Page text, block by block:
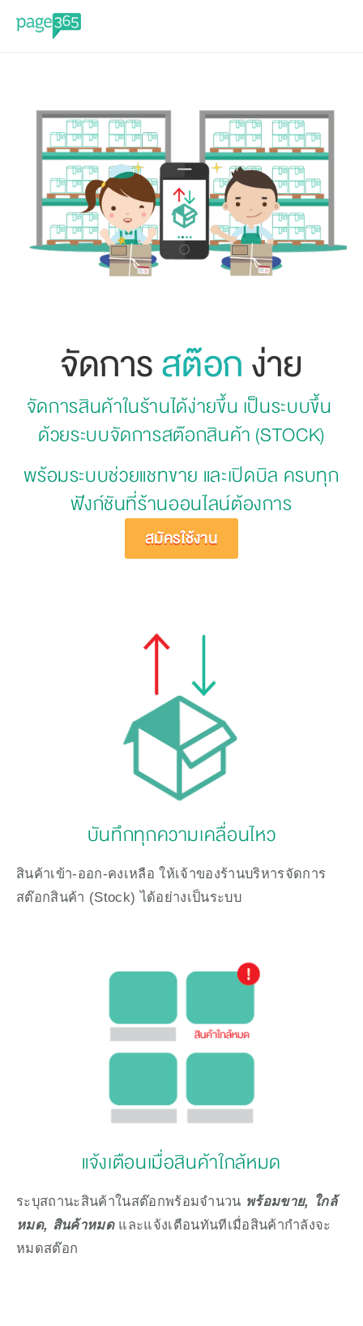
จัดการสต๊อกง่าย
จัดการสินค้าในร้านได้ง่ายขึ้น เป็นระบบขึ้น
ด้วยระบบจัดการสต๊อกสินค้า (STOCK)
พร้อมระบบช่วยแชทขาย และเปิดบิล ครบทุก
ฟังก์ชันที่ร้านออนไลน์ต้องการ
สมัครใช้งาน
บันทึกทุกความเคลื่อนไหว
สินค้าเข้า-ออก-คงเหลือ ให้เจ้าของร้านบริหารจัดการ
สต๊อกสินค้า (Stock) ได้อย่างเป็นระบบ
แจ้งเตือนเมื่อสินค้าใกล้หมด
ระบุสถานะสินค้าในสต๊อกพร้อมจำนวน พร้อมขาย, ใกล้
หมด, สินค้าหมด และแจ้งเตือนทันทีเมื่อสินค้ากำลังจะ
หมดสต๊อก